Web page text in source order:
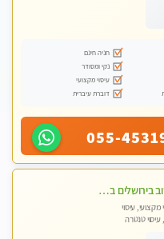
חניה חינם
נקי ומסודר
עיסוי מקצועי
דוברת עיברית
055-
העיסוי הכי טוב בירושלים במרכז ירושלים GREEN -SPA מפנק מקצועי ומשחרר
מקצועי, עיסוי
טנטרה